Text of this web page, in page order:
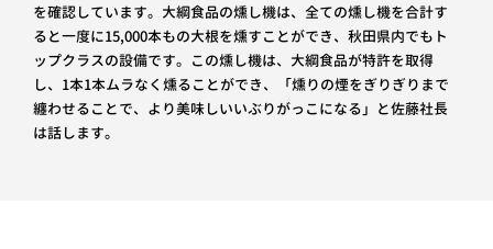
を確認しています。大綱食品の燻し機は、全ての燻し機を合計す
ると一度に15,000本もの大根を燻すことができ、秋田県内でもト
ップクラスの設備です。この燻し機は、大綱食品が特許を取得
し、1本1本ムラなく燻ることができ、「燻りの煙をぎりぎりまで
纏わせることで、より美味しいいぶりがっこになる」と佐藤社長
は話します。